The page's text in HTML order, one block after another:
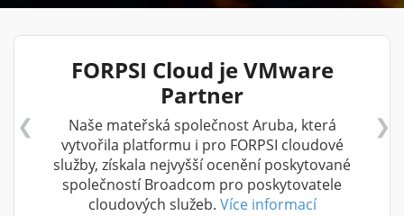
FORPSI Cloud je VMware
Partner
Naše mateřská společnost Aruba, která
vytvořila platformu i pro FORPSI cloudové
služby, získala nejvyšší ocenění poskytované
společností Broadcom pro poskytovatele
cloudových služeb. Více informací